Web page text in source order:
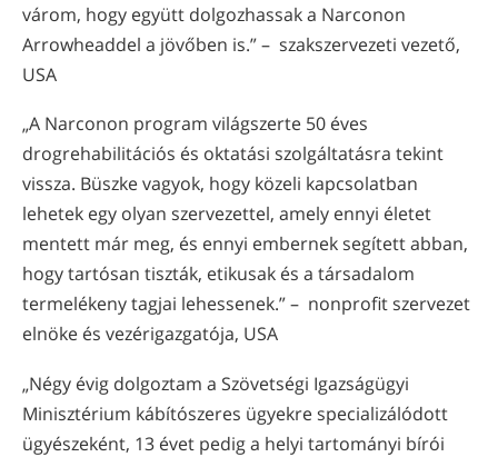
várom, hogy együtt dolgozhassak a Narconon
Arrowheaddel a jövőben is.” – szakszervezeti vezető,
USA
„A Narconon program világszerte 50 éves
drogrehabilitációs és oktatási szolgáltatásra tekint
vissza. Büszke vagyok, hogy közeli kapcsolatban
lehetek egy olyan szervezettel, amely ennyi életet
mentett már meg, és ennyi embernek segített abban,
hogy tartósan tiszták, etikusak és a társadalom
termelékeny tagjai lehessenek.” – nonprofit szervezet
elnöke és vezérigazgatója, USA
„Négy évig dolgoztam a Szövetségi Igazságügyi
Minisztérium kábítószeres ügyekre specializálódott
ügyészeként, 13 évet pedig a helyi tartományi bírói